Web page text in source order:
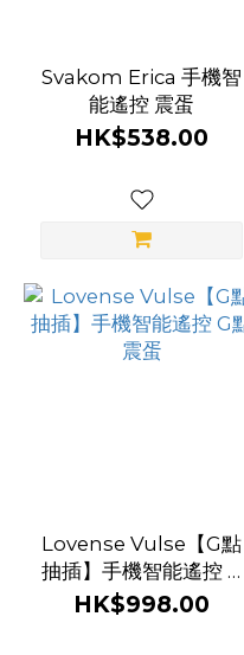
Svakom Erica 手機智
能遙控 震蛋
HK$538.00
Lovense Vulse【G點
抽插】手機智能遙控 G
點震蛋
HK$998.00